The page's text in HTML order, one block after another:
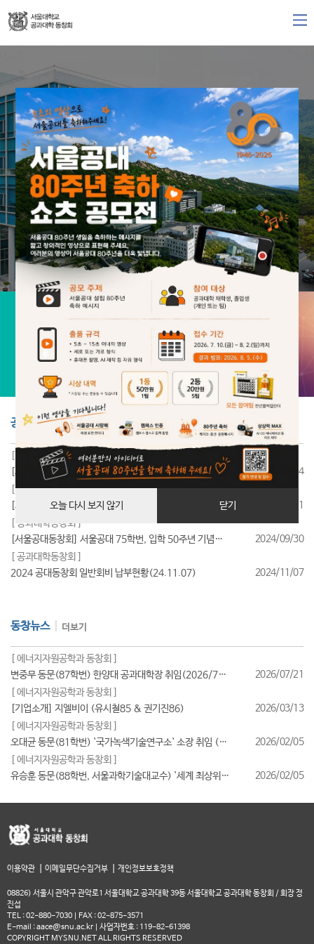
오늘 다시 보지 않기 닫기
공지사항 더보기
[ 공과대학동창회 ]
[서울공대동창회] 서울공대 85학번, 입학 40주년 기념행사 성료
2025/07/24
[ 공과대학동창회 ]
[서울공대동창회] 서울공대 95학번, 입학 30주년 기념행사 성료
2025/07/11
[ 공과대학동창회 ]
[서울공대동창회] 서울공대 75학번, 입학 50주년 기념행사 성료
2024/09/30
[ 공과대학동창회 ]
2024 공대동창회 일반회비 납부현황(24.11.07)
2024/11/07
동창뉴스 더보기
[ 에너지자원공학과 동창회 ]
변중무 동문(87학번) 한양대 공과대학장 취임(2026/7/1일자)
2026/07/21
[ 에너지자원공학과 동창회 ]
[기업소개] 지엘비이 (유시철85 & 권기진86)
2026/03/13
[ 에너지자원공학과 동창회 ]
오대균 동문(81학번) `국가녹색기술연구소` 소장 취임 (2026/2월)
2026/02/05
[ 에너지자원공학과 동창회 ]
유승훈 동문(88학번, 서울과학기술대교수) `세계 최상위 연구자 2025` 등재
2026/02/05
이용약관 이메일무단수집거부 개인정보보호정책
08826) 서울시 관악구 관악로1 서울대학교 공과대학 39동 서울대학교 공과대학 동창회 / 회장 정
진섭
TEL : 02-880-7030 | FAX : 02-875-3571
E-mail : aace@snu.ac.kr | 사업자번호 : 119-82-61398
COPYRIGHT MYSNU.NET ALL RIGHTS RESERVED